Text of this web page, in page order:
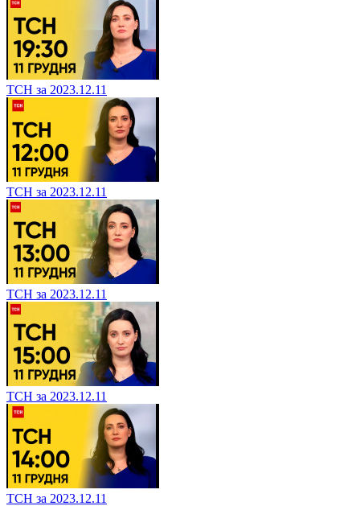
ТСН за 2023.12.11
ТСН за 2023.12.11
ТСН за 2023.12.11
ТСН за 2023.12.11
ТСН за 2023.12.11